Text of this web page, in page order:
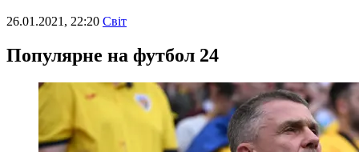
26.01.2021, 22:20 Світ
Популярне на футбол 24